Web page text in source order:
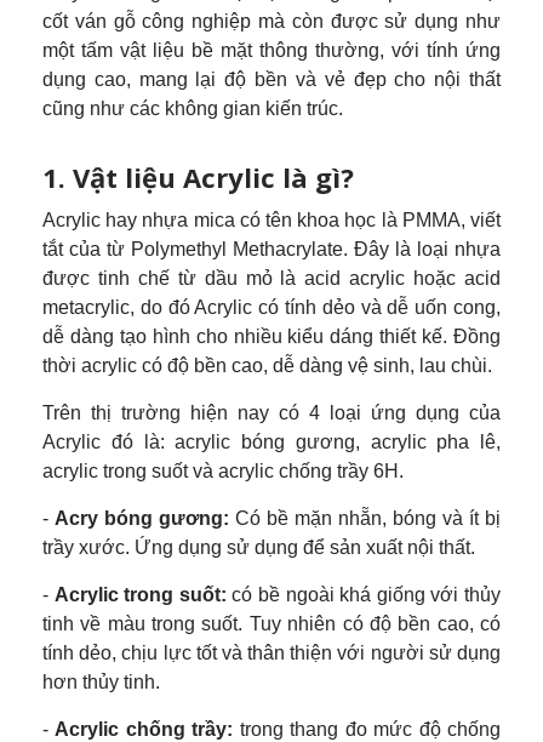
cốt ván gỗ công nghiệp mà còn được sử dụng như
một tấm vật liệu bề mặt thông thường, với tính ứng
dụng cao, mang lại độ bền và vẻ đẹp cho nội thất
cũng như các không gian kiến trúc.
1. Vật liệu Acrylic là gì?
Acrylic hay nhựa mica có tên khoa học là PMMA, viết
tắt của từ Polymethyl Methacrylate. Đây là loại nhựa
được tinh chế từ dầu mỏ là acid acrylic hoặc acid
metacrylic, do đó Acrylic có tính dẻo và dễ uốn cong,
dễ dàng tạo hình cho nhiều kiểu dáng thiết kế. Đồng
thời acrylic có độ bền cao, dễ dàng vệ sinh, lau chùi.
Trên thị trường hiện nay có 4 loại ứng dụng của
Acrylic đó là: acrylic bóng gương, acrylic pha lê,
acrylic trong suốt và acrylic chống trầy 6H.
- Acry bóng gương: Có bề mặn nhẵn, bóng và ít bị
trầy xước. Ứng dụng sử dụng để sản xuất nội thất.
- Acrylic trong suốt: có bề ngoài khá giống với thủy
tinh về màu trong suốt. Tuy nhiên có độ bền cao, có
tính dẻo, chịu lực tốt và thân thiện với người sử dụng
hơn thủy tinh.
- Acrylic chống trầy: trong thang đo mức độ chống